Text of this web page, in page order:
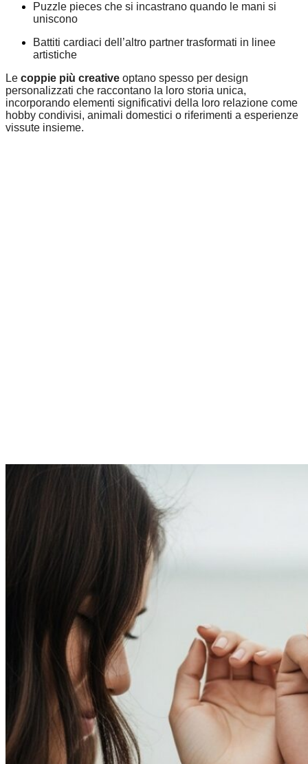
Puzzle pieces che si incastrano quando le mani si
uniscono
Battiti cardiaci dell’altro partner trasformati in linee
artistiche
Le coppie più creative optano spesso per design
personalizzati che raccontano la loro storia unica,
incorporando elementi significativi della loro relazione come
hobby condivisi, animali domestici o riferimenti a esperienze
vissute insieme.